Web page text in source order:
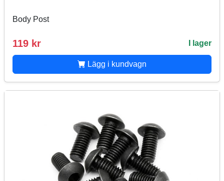
Body Post
119 kr I lager
Lägg i kundvagn